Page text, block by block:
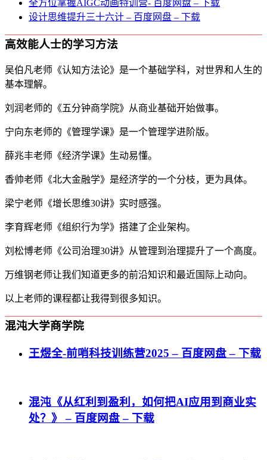
全方位掌握AIGC动画特训营- 百度网盘 – 下载
设计思维提升三十六计 – 百度网盘 – 下载
高效能人士的学习方法
吴伯凡老师《认知方法论》是一个基础学科，对世界和人生的
基本理解。
刘润老师的《五分钟商学院》从商业基础开始做事。
宁向东老师的《管理学课》是一个管理学进阶版。
薛兆丰老师《经济学课》生动易懂。
香帅老师《北大金融学》是经济学的一个分枝，更为具体。
梁宁老师《增长思维30讲》实时感强。
李育辉老师《组织行为学》搭建了企业架构。
刘松博老师《公司治理30讲》从管理到治理提升了一个高度。
万维钢老师让我们知道更多的前沿知识和最近国际上动向。
以上老师的课程都让我得到很多知识。
混沌大学商学院
王煜全-前哨科技训练营2025 – 百度网盘 – 下载
混沌《从红利到盈利，如何把AI应用到商业实
处？》 – 百度网盘 – 下载